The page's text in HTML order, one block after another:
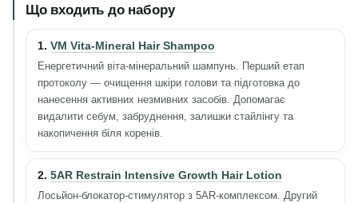
Що входить до набору
1. VM Vita-Mineral Hair Shampoo
Енергетичний віта-мінеральний шампунь. Перший етап
протоколу — очищення шкіри голови та підготовка до
нанесення активних незмивних засобів. Допомагає
видалити себум, забруднення, залишки стайлінгу та
накопичення біля коренів.
2. 5AR Restrain Intensive Growth Hair Lotion
Лосьйон-блокатор-стимулятор з 5AR-комплексом. Другий